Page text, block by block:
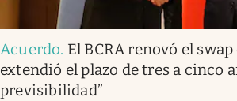
El Cronista Studio
Mediakit
abre en nueva pestaña
Argentina
Acuerdo. El BCRA renovó el
extendió el plazo de tres a cinco
previsibilidad”